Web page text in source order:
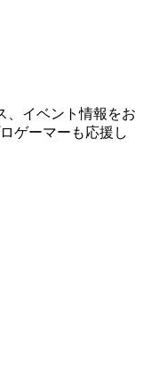
、イベント情報をお
ゲーマーも応援し